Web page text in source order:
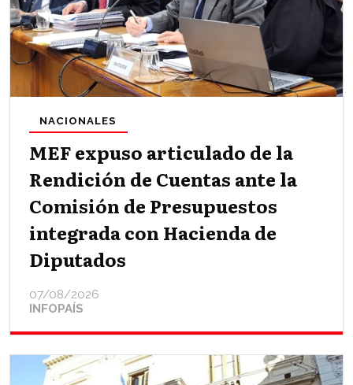
MEF expuso articulado de la
Rendición de Cuentas ante la
Comisión de Presupuestos
integrada con Hacienda de
Diputados
INFOPAÍS
NACIONALES
07/08/2026